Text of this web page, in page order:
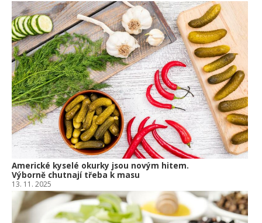
Americké kyselé okurky jsou novým hitem.
Výborně chutnají třeba k masu
13. 11. 2025